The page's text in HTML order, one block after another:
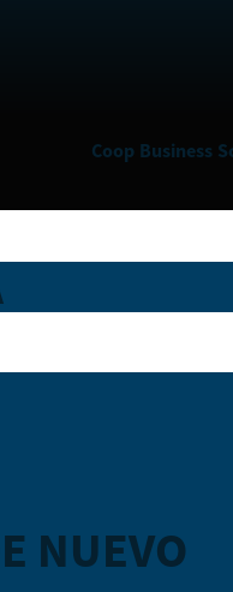
Coop Business
NUEVO